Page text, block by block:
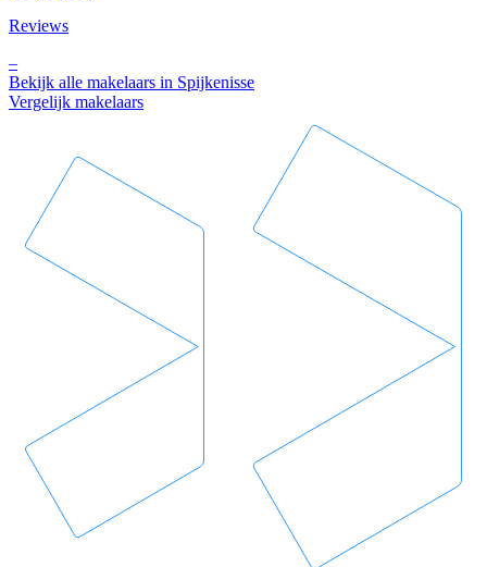
Reviews
–
Bekijk alle makelaars in Spijkenisse
Vergelijk makelaars